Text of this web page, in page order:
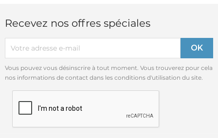
Recevez nos offres spéciales
Vous pouvez vous désinscrire à tout moment. Vous trouverez pour cela
nos informations de contact dans les conditions d'utilisation du site.